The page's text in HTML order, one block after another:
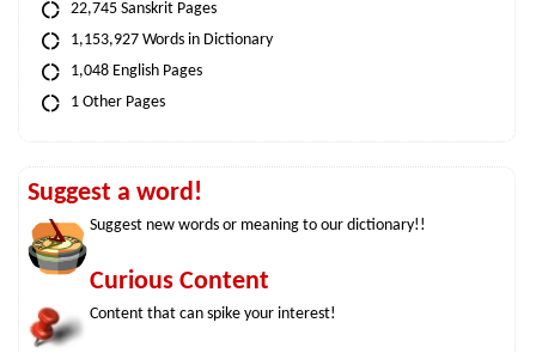
22,745 Sanskrit Pages
1,153,927 Words in Dictionary
1,048 English Pages
1 Other Pages
Suggest a word!
Suggest new words or meaning to our dictionary!!
Curious Content
Content that can spike your interest!